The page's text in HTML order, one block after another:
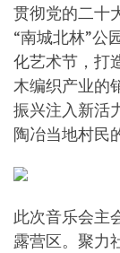
贯彻党的二十
“南城北林”公
化艺术节，打
木编织产业的
振兴注入新活
陶冶当地村民
此次音乐会主
露营区。聚力